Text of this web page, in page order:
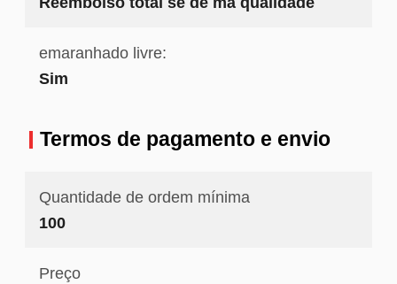
emaranhado livre:
Sim
Termos de pagamento e envio
Quantidade de ordem mínima
100
Preço